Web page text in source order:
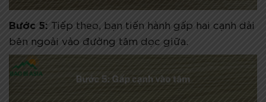
Bước 5: Tiếp theo, bạn tiến hành gấp hai cạnh dài
bên ngoài vào đường tâm dọc giữa.